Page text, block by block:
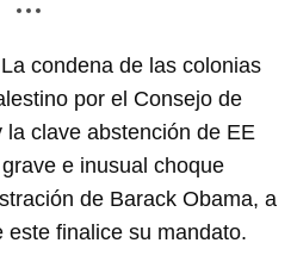
condena de las colonias
por el Consejo de
clave abstención de EE
e inusual choque
de Barack Obama, a
este finalice su mandato.